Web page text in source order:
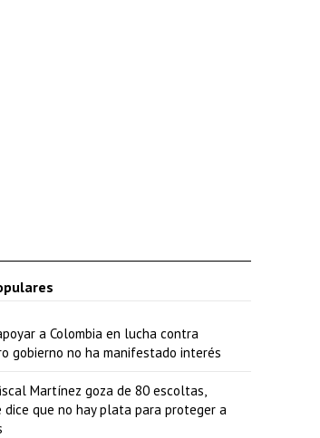
a Colombia en lucha contra
gobierno no ha manifestado interés
Martínez goza de 80 escoltas,
dice que no hay plata para proteger a